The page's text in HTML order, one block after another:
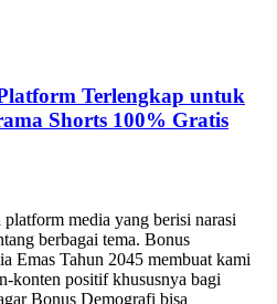
Terlengkap untuk
Shorts 100% Gratis
media yang berisi narasi
berbagai tema. Bonus
Emas Tahun 2045 membuat kami
konten positif khususnya bagi
Bonus Demografi bisa